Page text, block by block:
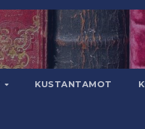
KUSTANTAMOT